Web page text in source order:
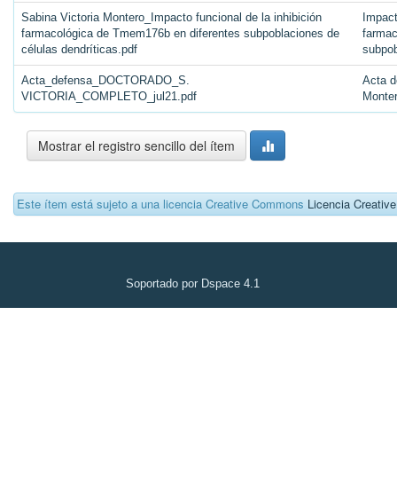
Sabina Victoria Montero_Impacto funcional de la inhibición
farmacológica de Tmem176b en diferentes subpoblaciones de
células dendríticas.pdf
Acta_defensa_DOCTORADO_S.
VICTORIA_COMPLETO_jul21.pdf
Acta
Mostrar el registro sencillo del ítem
Este ítem está sujeto a una licencia Creative Commons Licencia
Soportado por Dspace 4.1